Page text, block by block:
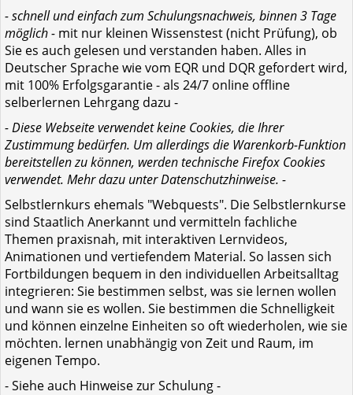
- schnell und einfach zum Schulungsnachweis, binnen 3 Tage
möglich - mit nur kleinen Wissenstest (nicht Prüfung), ob
Sie es auch gelesen und verstanden haben. Alles in
Deutscher Sprache wie vom EQR und DQR gefordert wird,
mit 100% Erfolgsgarantie - als 24/7 online offline
selberlernen Lehrgang dazu -
- Diese Webseite verwendet keine Cookies, die Ihrer
Zustimmung bedürfen. Um allerdings die Warenkorb-Funktion
bereitstellen zu können, werden technische Firefox Cookies
verwendet. Mehr dazu unter Datenschutzhinweise. -
Selbstlernkurs ehemals "Webquests". Die Selbstlernkurse
sind Staatlich Anerkannt und vermitteln fachliche
Themen praxisnah, mit interaktiven Lernvideos,
Animationen und vertiefendem Material. So lassen sich
Fortbildungen bequem in den individuellen Arbeitsalltag
integrieren: Sie bestimmen selbst, was sie lernen wollen
und wann sie es wollen. Sie bestimmen die Schnelligkeit
und können einzelne Einheiten so oft wiederholen, wie sie
möchten. lernen unabhängig von Zeit und Raum, im
eigenen Tempo.
- Siehe auch Hinweise zur Schulung -